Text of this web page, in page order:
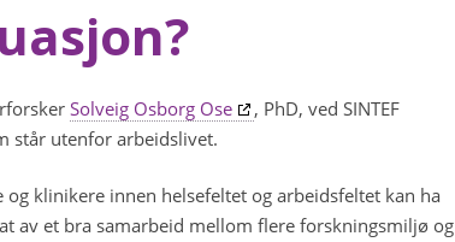
Solveig Osborg Ose
, PhD, ved SINTEF
står utenfor arbeidslivet.
og klinikere innen helsefeltet og arbeidsfeltet kan ha
av et bra samarbeid mellom flere forskningsmiljø og